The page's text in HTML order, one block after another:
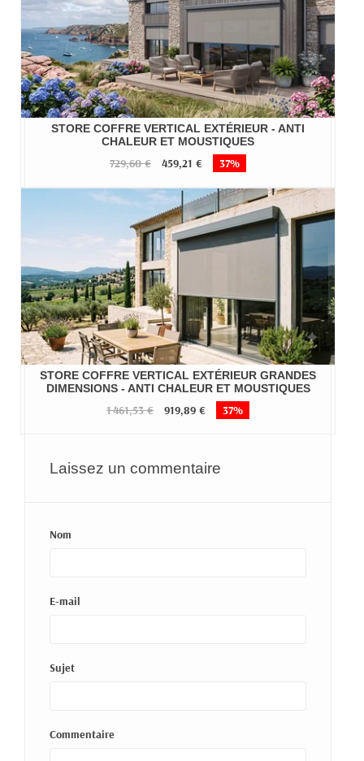
STORE COFFRE VERTICAL EXTÉRIEUR - ANTI
CHALEUR ET MOUSTIQUES
729,60 € 459,21 € 37%
STORE COFFRE VERTICAL EXTÉRIEUR GRANDES
DIMENSIONS - ANTI CHALEUR ET MOUSTIQUES
1 461,53 € 919,89 € 37%
Laissez un commentaire
Nom
E-mail
Sujet
Commentaire